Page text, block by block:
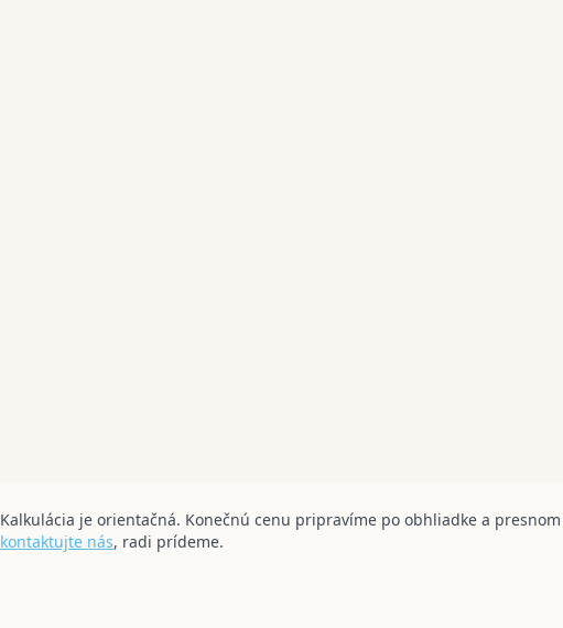
Kalkulácia je orientačná. Konečnú cenu pripravíme po obhliadke a
kontaktujte nás, radi prídeme.